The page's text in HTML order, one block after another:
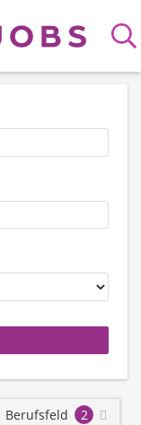
Berufsfeld 2